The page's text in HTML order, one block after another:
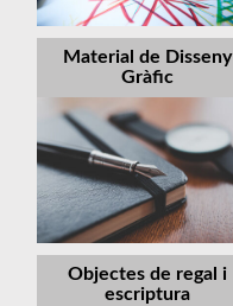
Material de Disseny
Gràfic
Objectes de regal i
escriptura